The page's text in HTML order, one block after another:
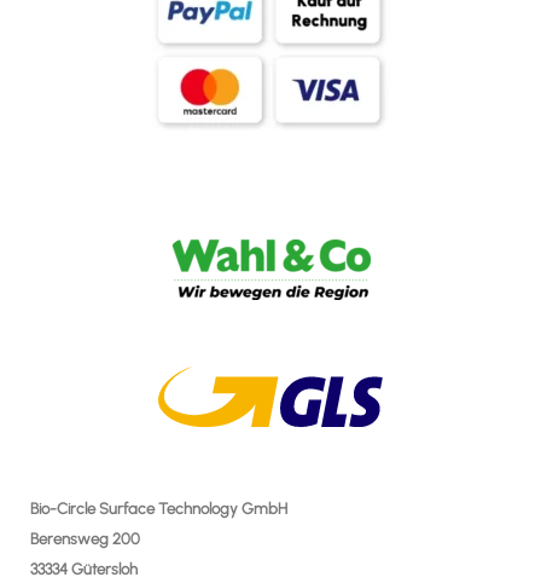
Bio-Circle Surface Technology GmbH
Berensweg 200
33334 Gütersloh